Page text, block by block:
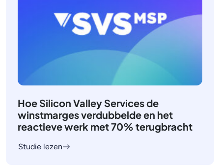
Hoe Silicon Valley Services de
winstmarges verdubbelde en het
reactieve werk met 70% terugbracht
Studie lezen